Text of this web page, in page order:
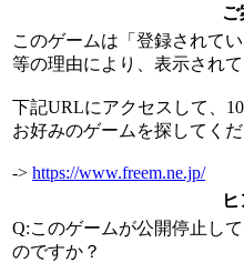
ご
このゲームは「登録されて
等の理由により、表示されて
下記URLにアクセスして、
お好みのゲームを探してく
-> https://www.freem.ne.jp/
ヒ
Q:このゲームが公開停止し
のですか？